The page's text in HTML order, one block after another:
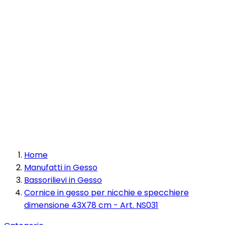
Home
Manufatti in Gesso
Bassorilievi in Gesso
Cornice in gesso per nicchie e specchiere
dimensione 43X78 cm - Art. NS031